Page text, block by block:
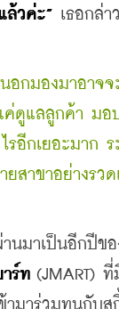
ล้วค่ะ” เธอกล่า
อกมองมาอาจจ
ค่ดูแลลูกค้า มอ
รอีกเยอะมาก
ยสาขาอย่างรว
าเป็นอีกปีของ
ร์ท (JMART)
มาร่วมทุนกับสุ